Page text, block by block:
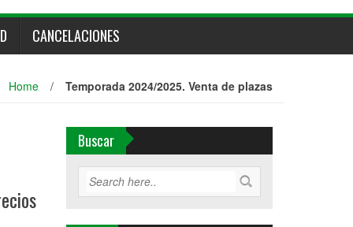
CANCELACIONES
Home / Temporada 2024/2025. Venta de plazas
Buscar